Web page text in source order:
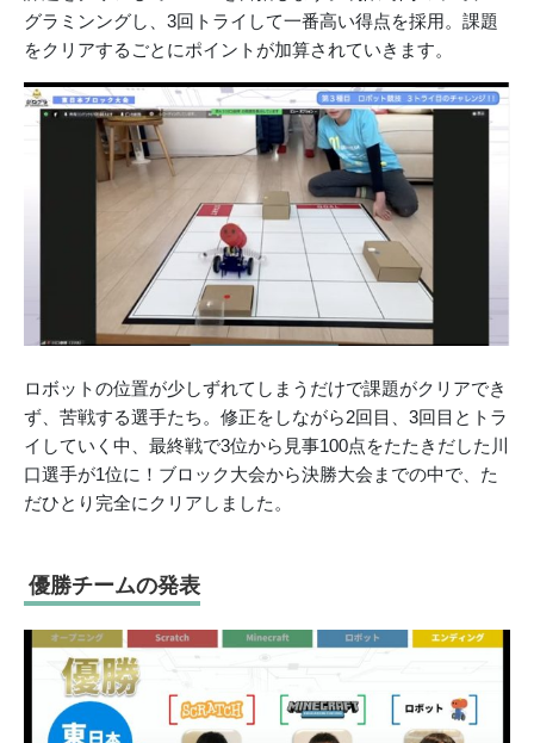
グラミンングし、3回トライして一番高い得点を採用。課題
をクリアするごとにポイントが加算されていきます。
ロボットの位置が少しずれてしまうだけで課題がクリアでき
ず、苦戦する選手たち。修正をしながら2回目、3回目とトラ
イしていく中、最終戦で3位から見事100点をたたきだした川
口選手が1位に！ブロック大会から決勝大会までの中で、た
だひとり完全にクリアしました。
優勝チームの発表